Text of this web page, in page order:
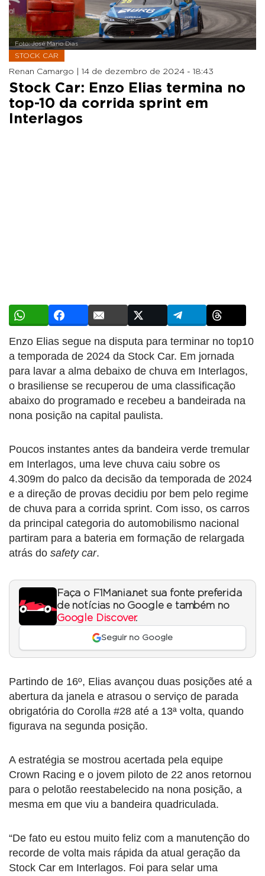
Foto: José Mario Dias
STOCK CAR
Renan Camargo | 14 de dezembro de 2024 - 18:43
Stock Car: Enzo Elias termina no
top-10 da corrida sprint em
Interlagos
Enzo Elias segue na disputa para terminar no top10
a temporada de 2024 da Stock Car. Em jornada
para lavar a alma debaixo de chuva em Interlagos,
o brasiliense se recuperou de uma classificação
abaixo do programado e recebeu a bandeirada na
nona posição na capital paulista.
Poucos instantes antes da bandeira verde tremular
em Interlagos, uma leve chuva caiu sobre os
4.309m do palco da decisão da temporada de 2024
e a direção de provas decidiu por bem pelo regime
de chuva para a corrida sprint. Com isso, os carros
da principal categoria do automobilismo nacional
partiram para a bateria em formação de relargada
atrás do safety car.
Faça o F1Mania.net sua fonte preferida
de notícias no Google e também no
Google Discover.
Seguir no Google
Partindo de 16º, Elias avançou duas posições até a
abertura da janela e atrasou o serviço de parada
obrigatória do Corolla #28 até a 13ª volta, quando
figurava na segunda posição.
A estratégia se mostrou acertada pela equipe
Crown Racing e o jovem piloto de 22 anos retornou
para o pelotão reestabelecido na nona posição, a
mesma em que viu a bandeira quadriculada.
“De fato eu estou muito feliz com a manutenção do
recorde de volta mais rápida da atual geração da
Stock Car em Interlagos. Foi para selar uma